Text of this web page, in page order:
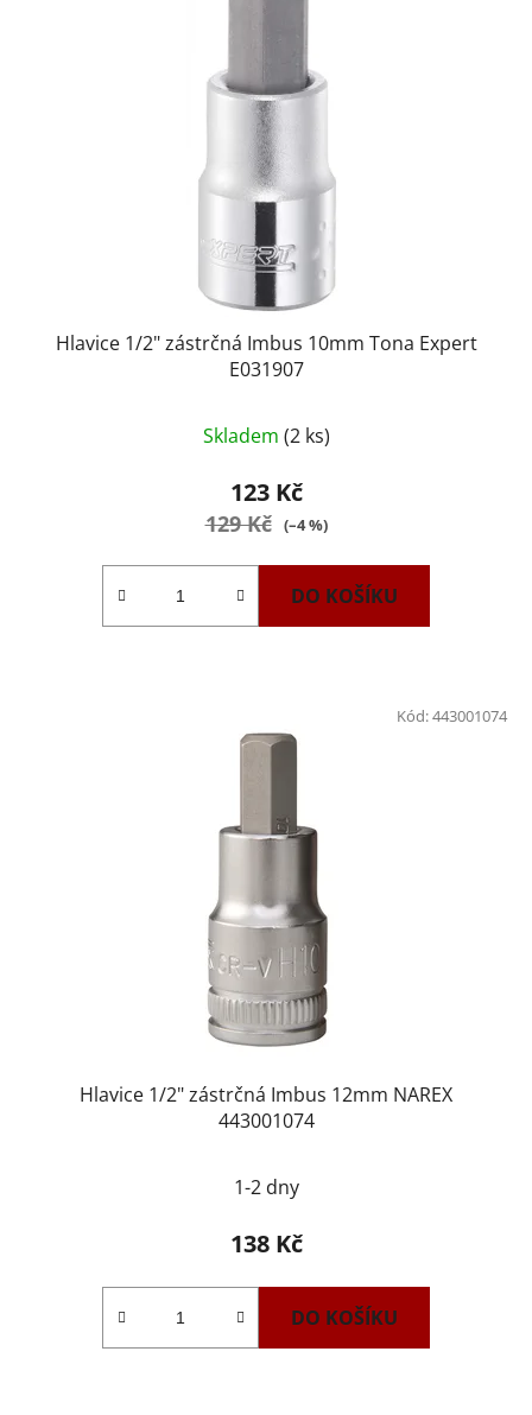
Hlavice 1/2" zástrčná Imbus 10mm Tona Expert
E031907
Skladem (2 ks)
123 Kč
129 Kč (–4 %)
DO KOŠÍKU
Hlavice 1/2" zástrčná Imbus 12mm NAREX
443001074
1-2 dny
138 Kč
DO KOŠÍKU
Kód:443001074